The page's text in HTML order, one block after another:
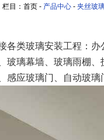
栏目：首页 - 产品中心 - 夹丝玻
各类玻璃安装工程：办
玻璃幕墙、玻璃雨棚
感应玻璃门、自动玻璃